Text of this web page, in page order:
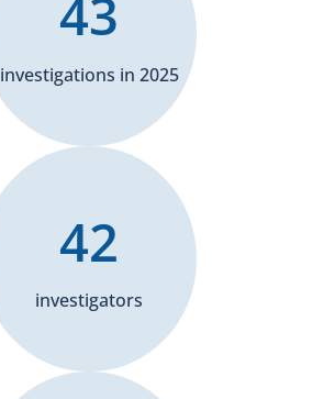
investigations in 2025
43
investigators
42